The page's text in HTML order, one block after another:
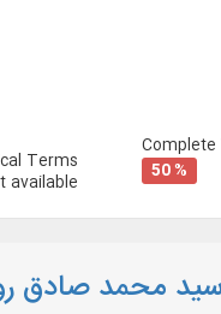
Terms
available
Complete
50 %
محمد صادق